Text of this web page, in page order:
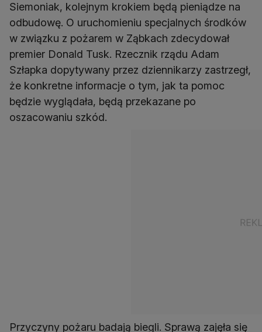
Siemoniak, kolejnym krokiem będą pieniądze na
odbudowę. O uruchomieniu specjalnych środków
w związku z pożarem w Ząbkach zdecydował
premier Donald Tusk. Rzecznik rządu Adam
Szłapka dopytywany przez dziennikarzy zastrzegł,
że konkretne informacje o tym, jak ta pomoc
będzie wyglądała, będą przekazane po
oszacowaniu szkód.
Przyczyny pożaru badają biegli. Sprawą zajęła się